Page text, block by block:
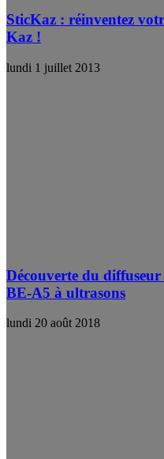
SticKaz : réinventez
Kaz !
lundi 1 juillet 2013
Découverte du diffuseur
BE-A5 à ultrasons
lundi 20 août 2018